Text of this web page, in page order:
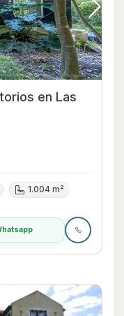
Las
1.004 m²